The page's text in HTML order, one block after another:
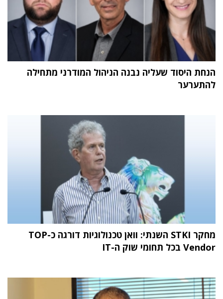
הנחת היסוד שעליה נבנה הניהול המודרני מתחילה
להתערער
מחקר STKI השנתי: וואן טכנולוגיות דורגה כ-TOP
Vendor בכל תחומי שוק ה-IT